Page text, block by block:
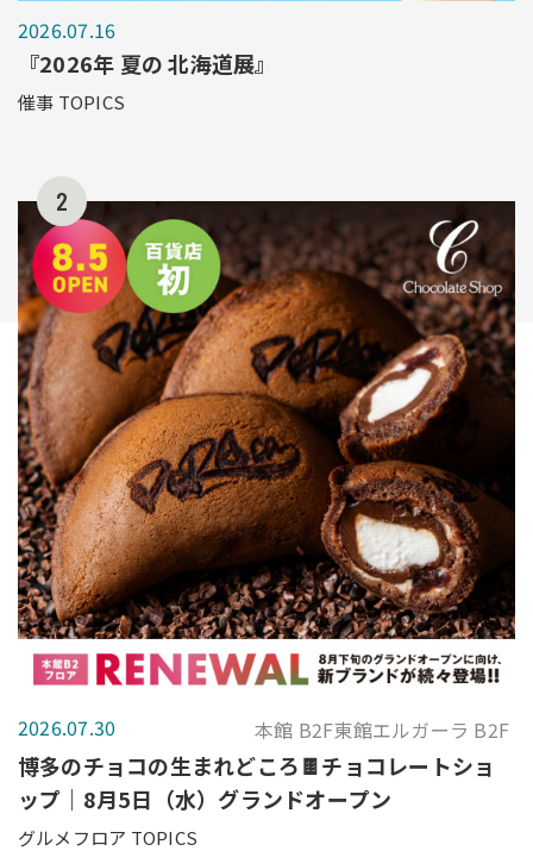
2026.07.16
『2026年 夏の 北海道展』
催事 TOPICS
2
2026.07.30 本館 B2F東館エルガーラ B2F
博多のチョコの生まれどころ🍫チョコレートショ
ップ｜8月5日（水）グランドオープン
グルメフロア TOPICS